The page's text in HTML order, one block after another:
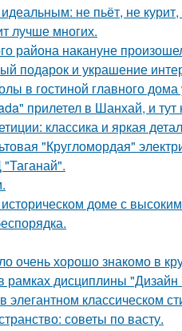
не пьёт, не
лучше многих.
района накануне
подарок и украшение
в гостиной главного
прилетел в Шанхай, и тут
классика и яркая
"Кругломордая"
доме с
очень хорошо знакомо в
рамках дисциплины
классическом
советы по васту.